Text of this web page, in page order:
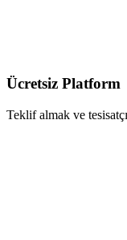
Ücretsiz Platform
Teklif almak ve